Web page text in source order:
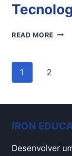
READ MORE
Page
1 2
IRON
Desenvolver